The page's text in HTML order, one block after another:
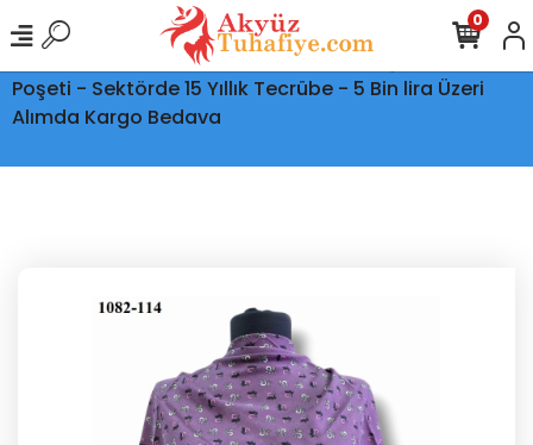
Ptt Kargo İle Tüm Türkiye'ye Teslimat - Şeffaf Kargo
Poşeti - Sektörde 15 Yıllık Tecrübe - 5 Bin lira Üzeri
Alımda Kargo Bedava
0